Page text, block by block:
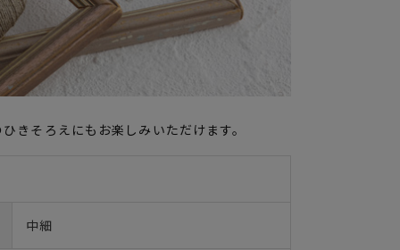
きそろえにもお楽しみいただけます。
中細